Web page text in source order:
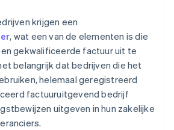
krijgen een
, wat een van de elementen is die
gekwalificeerde factuur uit te
belangrijk dat bedrijven die het
helemaal geregistreerd
factuuruitgevend bedrijf
uitgeven in hun zakelijke